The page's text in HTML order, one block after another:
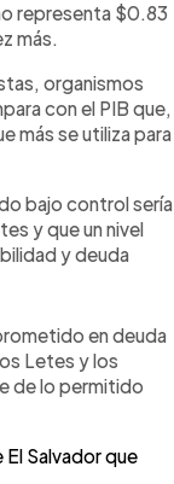
representa $0.83
más.
organismos
con el PIB que,
más se utiliza para
bajo control sería
y que un nivel
y deuda
en deuda
Letes y los
de lo permitido
Salvador que